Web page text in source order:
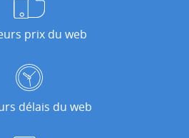
prix du web
délais du web